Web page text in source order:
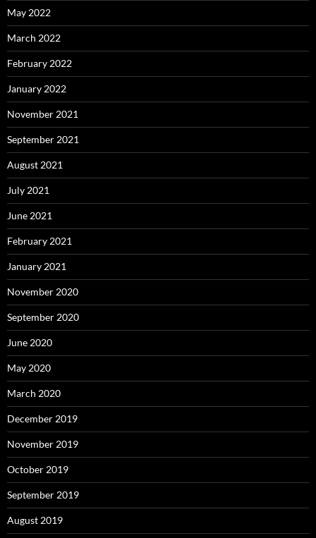
May 2022
March 2022
February 2022
January 2022
November 2021
September 2021
August 2021
July 2021
June 2021
February 2021
January 2021
November 2020
September 2020
June 2020
May 2020
March 2020
December 2019
November 2019
October 2019
September 2019
August 2019